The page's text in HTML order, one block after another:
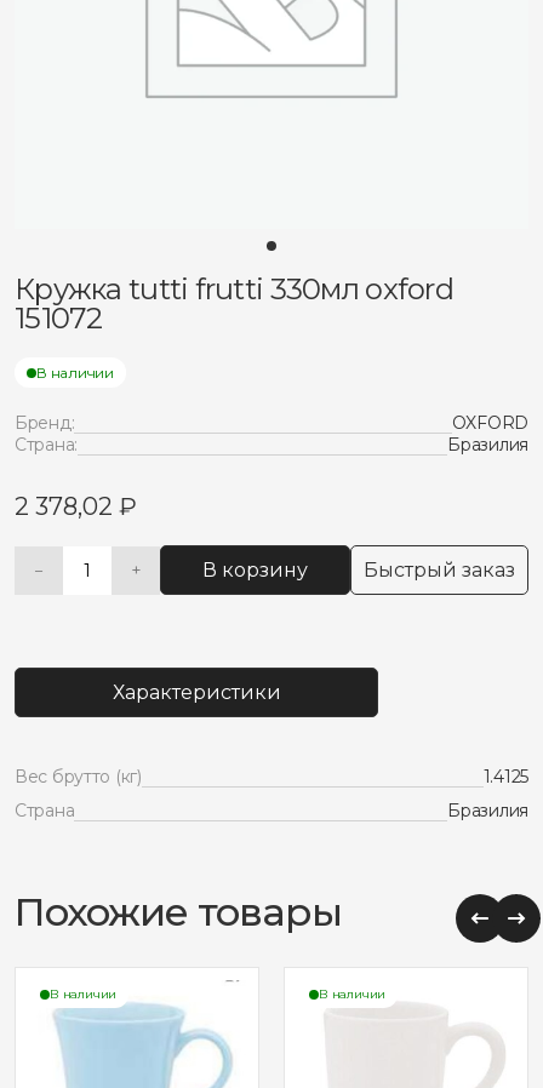
Кружка tutti frutti 330мл oxford
151072
В наличии
Бренд:
OXFORD
Страна:
Бразилия
2 378,02 ₽
−
Количество
frutti
oxford
+ В корзину Быстрый заказ
Alternative:
Характеристики
Вес брутто (кг)
1.4125
Страна
Бразилия
Похожие товары
В наличии В наличии